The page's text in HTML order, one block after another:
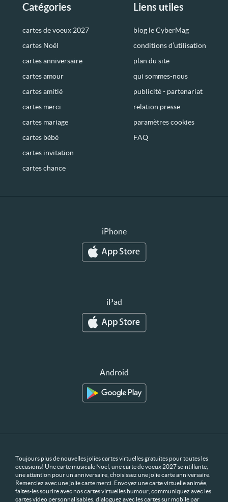
Catégories
cartes de voeux 2027
cartes Noël
cartes anniversaire
cartes amour
cartes amitié
cartes merci
cartes mariage
cartes bébé
cartes invitation
cartes chance
Liens utiles
blog le CyberMag
conditions d’utilisation
plan du site
qui sommes-nous
publicité - partenariat
relation presse
paramètres cookies
FAQ
iPhone
iPad
Android
Toujours plus de nouvelles jolies cartes virtuelles gratuites pour toutes les
occasions! Une carte musicale Noël, une carte de voeux 2027 scintillante,
une attention pour un anniversaire, choisissez une jolie carte anniversaire.
Remerciez avec une jolie carte merci. Envoyez une carte virtuelle animée,
faites-les sourire avec nos cartes virtuelles humour, communiquez avec les
cartes video personnalisables, dialoguez avec les cartes sur mobile par